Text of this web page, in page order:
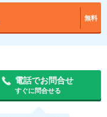
無料
電話でお問合せ
すぐに問合せる